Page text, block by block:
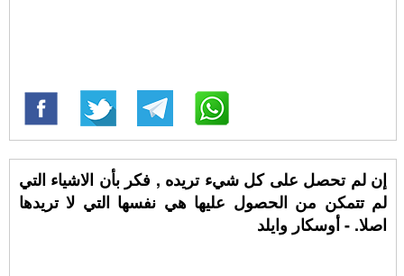
إن لم تحصل على كل شيء تريده , فكر بأن الاشياء التي
لم تتمكن من الحصول عليها هي نفسها التي لا تريدها
اصلا. - أوسكار وايلد